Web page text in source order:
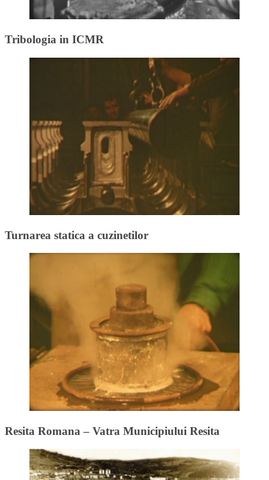
Tribologia in ICMR
Turnarea statica a cuzinetilor
Resita Romana – Vatra Municipiului Resita